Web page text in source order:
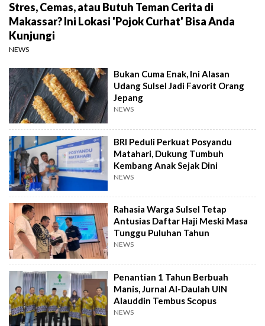
Stres, Cemas, atau Butuh Teman Cerita di
Makassar? Ini Lokasi 'Pojok Curhat' Bisa Anda
Kunjungi
NEWS
Bukan Cuma Enak, Ini Alasan
Udang Sulsel Jadi Favorit Orang
Jepang
NEWS
BRI Peduli Perkuat Posyandu
Matahari, Dukung Tumbuh
Kembang Anak Sejak Dini
NEWS
Rahasia Warga Sulsel Tetap
Antusias Daftar Haji Meski Masa
Tunggu Puluhan Tahun
NEWS
Penantian 1 Tahun Berbuah
Manis, Jurnal Al-Daulah UIN
Alauddin Tembus Scopus
NEWS